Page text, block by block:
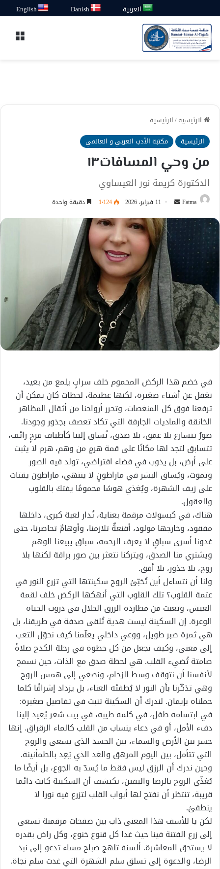
العربية Danish
English
الرئيسية/الرئيسية
الرئيسية
مكتبة الأدب العربي و العالمي
من وحي المسافات١٣
الدكتورة كريمة نور العيساوي
Fatma
أرسل
إلكترونيا
11 فبراير، 2026 1٬124 دقيقة واحدة
في خضم هذا الركض المحموم خلف سرابٍ يلمع من بعيد،
نغفل عن أشياء صغيرة، لكنها عظيمة، لحظات كان يمكن أن
ترفعنا فوق كل المنغصات، وتحرر أرواحنا من أثقال المظاهر
الخانقة والماديات الجارفة التي تكاد تعصف بجذور وجودنا.
صورٌ تتسارع بلا عمق، بلا صدق، تُساق إلينا كأطياف فرحٍ زائف،
تتسابق لتجد لها مكانًا على قمة هرمٍ من وهم، هرم لا يثبت
على أرض، بل يذوب في فضاء افتراضي، تولد فيه الصور
وتموت، ويُساق البشر في ماراطونٍ لا ينتهي، ماراطون يقتات
على زيف الشهرة، ويُغذي هوسًا محمومًا يفتك بالقلوب
والعقول.
هناك، في كبسولات مرقمة بعناية، تُدار لعبة كبرى، داخلها
مفقود، وخارجها مولود، أقنعةٌ تلازمنا، وأوهامٌ تحاصرنا، حتى
غدونا أسرى سباقٍ لا يعرف الرحمة، سباق يبيعنا الوهم
ويشتري منا الصدق، ويتركنا نتعثر بين صور براقة لكنها بلا
روح، بلا جذور، بلا أفق.
ولنا أن نتساءل أين تُخبّئ الروح سكينتها التي تزرع النور في
عتمة القلوب؟ تلك القلوب التي أنهكها الركض خلف لقمة
العيش، وتعبت من مطاردة الرزق الحلال في دروب الحياة
الوعرة. إن السكينة ليست هدية تُلقى صدفة في طريقنا، بل
هي ثمرة صبر طويل، ووعي داخلي يعلّمنا كيف نحوّل التعب
إلى معنى، وكيف نجعل من كل خطوة في رحلة الكدح صلاةً
صامتة تُضيء القلب. هي لحظة صدق مع الذات، حين نسمح
لأنفسنا أن نتوقف وسط الزحام، ونصغي إلى همس الروح
وهي تذكّرنا بأن النور لا يُطفئه العناء، بل يزداد إشراقًا كلما
حملناه بإيمان. لندرك أن السكينة تنبت في تفاصيل صغيرة:
في ابتسامة طفل، في كلمة طيبة، في بيت شعر يُعيد إلينا
دفء الأمل، أو في دعاء ينساب من القلب كالماء الرقراق. إنها
جسر بين الأرض والسماء، بين الجسد الذي يسعى والروح
التي تتأمل، بين اليوم المرهق والغد الذي يَعِد بالطمأنينة.
وحين ندرك أن الرزق ليس فقط ما يُسدّ به الجوع، بل أيضًا ما
يُغذّي الروح بالرضا واليقين، نكتشف أن السكينة كانت دائما
قريبة، تنتظر أن نفتح لها أبواب القلب لتزرع فيه نورا لا
ينطفئ.
لكن يا للأسف هذا المعنى ذاب بين صفحات مرقمنة تسعى
إلى زرع الفتنة فينا حيث غدا كل قنوع خنوع، وكل راض بقدره
لا يستحق المعاشرة. ألسنة تلهج صباح مساء تدعو إلى نبذ
الرضا، والدعوة إلى تسلق سلم الشهرة التي غدت سلم نجاة.